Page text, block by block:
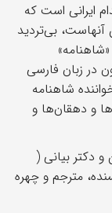
ایرانی است که
آنهاست، بی‌تردید
در زبان فارسی
شاهنامه
و دهقان‌ها و
دکتر بیانی (
مترجم و چهره‌